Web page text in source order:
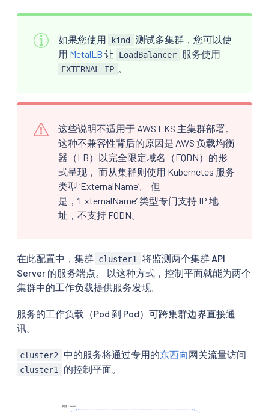
如果您使用 kind 测试多集群，您可以使
用 MetalLB 让 LoadBalancer 服务使用
EXTERNAL-IP
这些说明不适用于 AWS EKS 主集群部署。
这种不兼容性背后的原因是 AWS 负载均衡
器（LB）以完全限定域名（FQDN）的形
式呈现， 而从集群则使用 Kubernetes 服务
类型 ‘ExternalName’。 但
是，‘ExternalName’ 类型专门支持 IP 地
址，不支持 FQDN。
在此配置中，集群 cluster1
将监测两个集群 API
Server 的服务端点。 以这种方式，控制平面就能为两个
集群中的工作负载提供服务发现。
服务的工作负载（Pod 到 Pod）可跨集群边界直接通
讯。
cluster2 中的服务将通过专用的东西向网关流量访问
cluster1 的控制平面。